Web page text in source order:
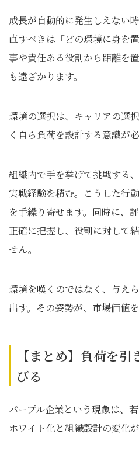
成長が自動的に発生しえない
直すべきは「どの環境に身を
事や責任ある役割から距離を
も遠ざかります。
環境の選択は、キャリアの選
く自ら負荷を設計する意識が
組織内で手を挙げて挑戦する
実戦経験を積む。こうした行
を手繰り寄せます。同時に、
正確に把握し、役割に対して
せん。
環境を嘆くのではなく、与え
出す。その姿勢が、市場価値
【まとめ】負荷を
びる
パープル企業という現象は、
ホワイト化と組織設計の変化